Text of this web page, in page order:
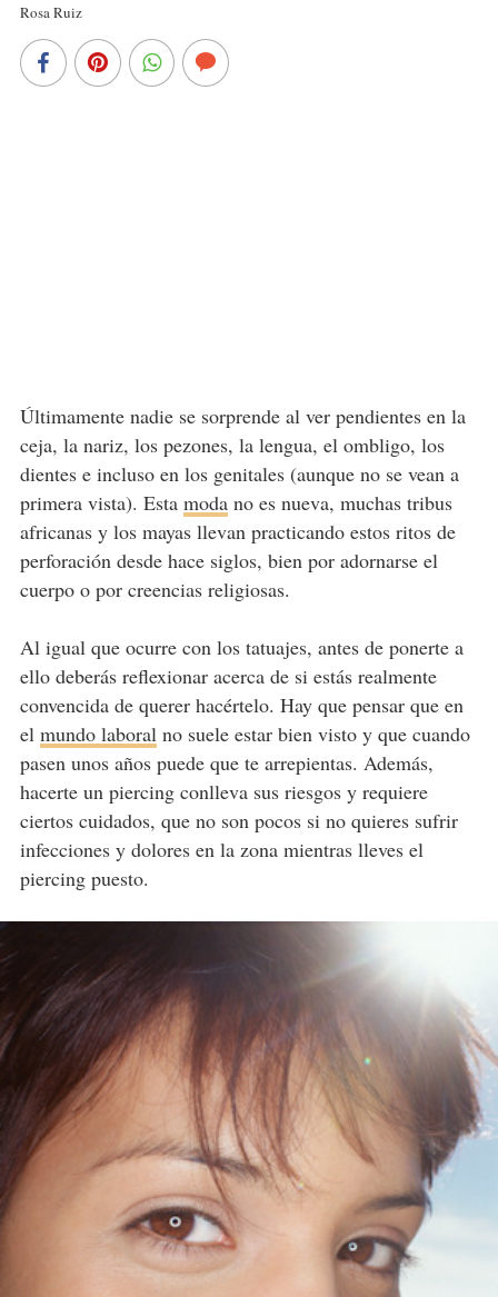
Rosa Ruiz
Últimamente nadie se sorprende al ver pendientes en la
ceja, la nariz, los pezones, la lengua, el ombligo, los
dientes e incluso en los genitales (aunque no se vean a
primera vista). Esta modano es nueva, muchas tribus
africanas y los mayas llevan practicando estos ritos de
perforación desde hace siglos, bien por adornarse el
cuerpo o por creencias religiosas.
Al igual que ocurre con los tatuajes, antes de ponerte a
ello deberás reflexionar acerca de si estás realmente
convencida de querer hacértelo. Hay que pensar que en
el mundo laboralno suele estar bien visto y que cuando
pasen unos años puede que te arrepientas. Además,
hacerte un piercing conlleva sus riesgos y requiere
ciertos cuidados, que no son pocos si no quieres sufrir
infecciones y dolores en la zona mientras lleves el
piercing puesto.